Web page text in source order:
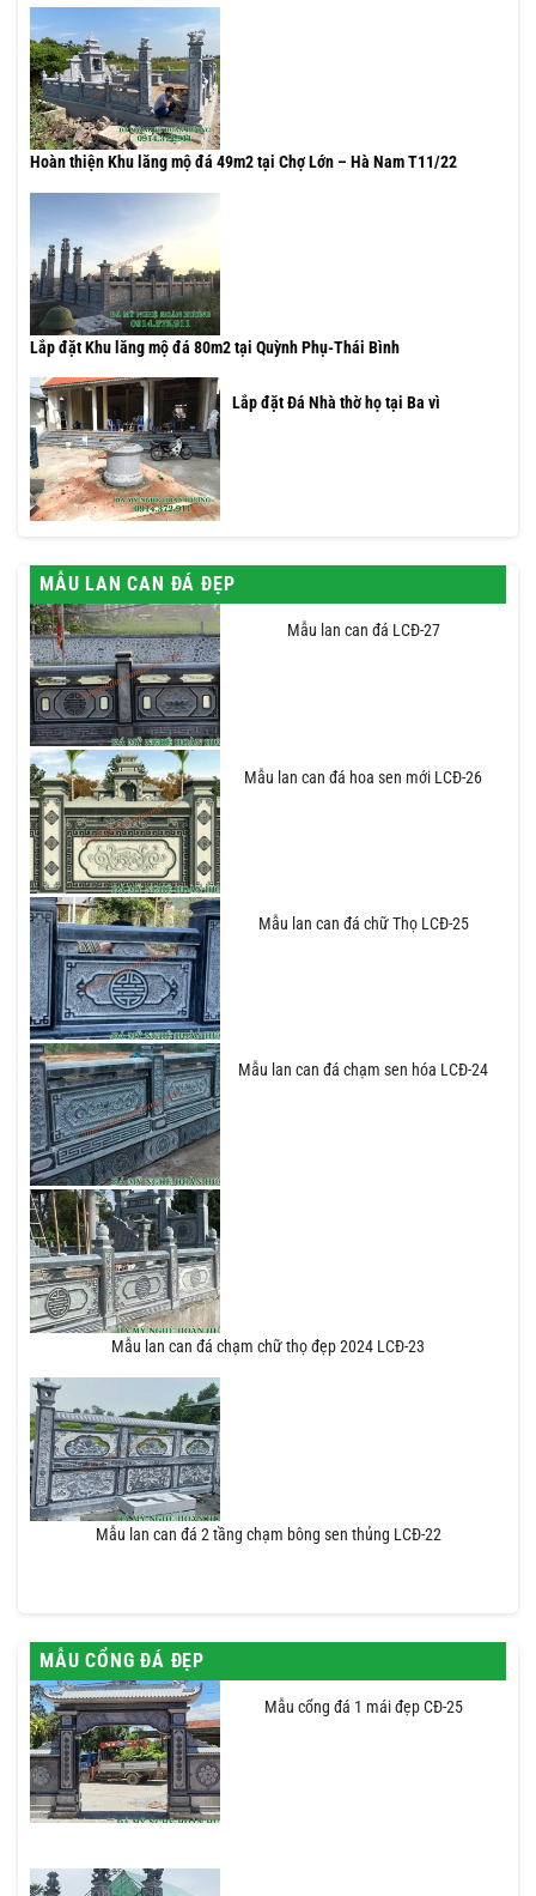
Hoàn thiện Khu lăng mộ đá 49m2 tại Chợ Lớn – Hà Nam T11/22
Lắp đặt Khu lăng mộ đá 80m2 tại Quỳnh Phụ-Thái Bình
Lắp đặt Đá Nhà thờ họ tại Ba vì
MẪU LAN CAN ĐÁ ĐẸP
Mẫu lan can đá LCĐ-27
Mẫu lan can đá hoa sen mới LCĐ-26
Mẫu lan can đá chữ Thọ LCĐ-25
Mẫu lan can đá chạm sen hóa LCĐ-24
Mẫu lan can đá chạm chữ thọ đẹp 2024 LCĐ-23
Mẫu lan can đá 2 tầng chạm bông sen thủng LCĐ-22
MẪU CỔNG ĐÁ ĐẸP
Mẫu cổng đá 1 mái đẹp CĐ-25